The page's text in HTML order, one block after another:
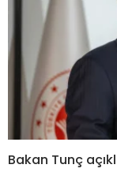
Bakan Tunç